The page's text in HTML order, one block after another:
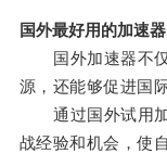
国外最好用的加速器
国外加速器不仅
源，还能够促进国
通过国外试用加
战经验和机会，使